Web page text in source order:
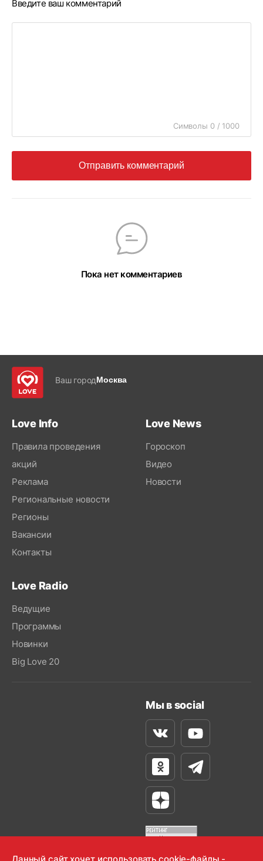
Введите ваш комментарий
Символы 0 / 1000
Отправить комментарий
Пока нет комментариев
Ваш городМосква
Love Info
Правила проведения
акций
Реклама
Региональные новости
Регионы
Вакансии
Контакты
Love News
Гороскоп
Видео
Новости
Love Radio
Ведущие
Программы
Новинки
Big Love 20
Мы в social
ВконтактеYoutube
Одноклассники
Телеграм
Яндекс Дзен